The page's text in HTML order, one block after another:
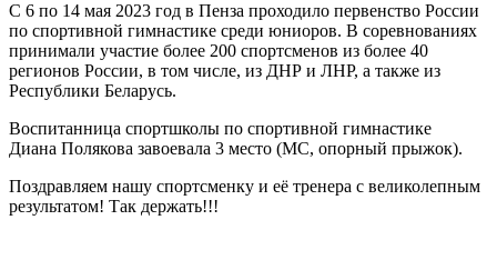
С 6 по 14 мая 2023 год в Пенза проходило первенство России
по спортивной гимнастике среди юниоров. В соревнованиях
принимали участие более 200 спортсменов из более 40
регионов России, в том числе, из ДНР и ЛНР, а также из
Республики Беларусь.
Воспитанница спортшколы по спортивной гимнастике
Диана Полякова завоевала 3 место (МС, опорный прыжок).
Поздравляем нашу спортсменку и её тренера с великолепным
результатом! Так держать!!!